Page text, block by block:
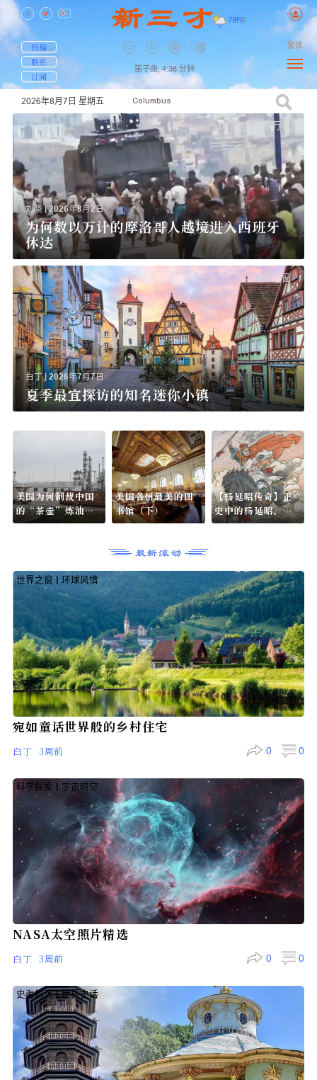
78F| C
投稿
联系
订阅
笛子曲, 4:38 分钟
繁体
2026年8月7日 星期五 Columbus
时事万
刘晓|2026年8月2日
为何数以万计的摩洛哥人越境进入西班牙
休达
世界之
夏季最宜探访的知名迷你小镇
的“茶壶”炼油
厂？
美国各州最美的图
书馆（下）
史中的杨延昭
文广
最新滚动
世界之窗|环球风情
宛如童话世界般的乡村住宅
白丁 3周前 0
科学探索 宇宙時空
NASA太空照片精选
白丁 3周前 0